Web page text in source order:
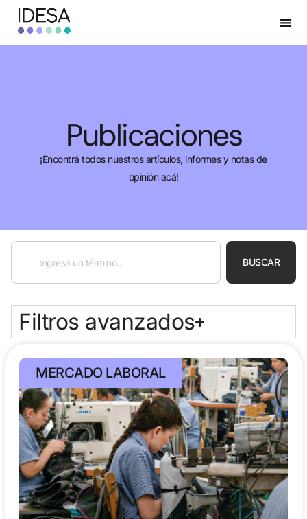
Publicaciones
¡Encontrá todos nuestros artículos, informes y notas de
opinión acá!
BUSCAR
Filtros avanzados
MERCADO LABORAL